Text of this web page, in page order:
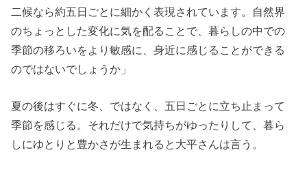
二候なら約五日ごとに細かく表現されています。自然界
のちょっとした変化に気を配ることで、暮らしの中での
季節の移ろいをより敏感に、身近に感じることができる
のではないでしょうか」
夏の後はすぐに冬、ではなく、五日ごとに立ち止まって
季節を感じる。それだけで気持ちがゆったりして、暮ら
しにゆとりと豊かさが生まれると大平さんは言う。